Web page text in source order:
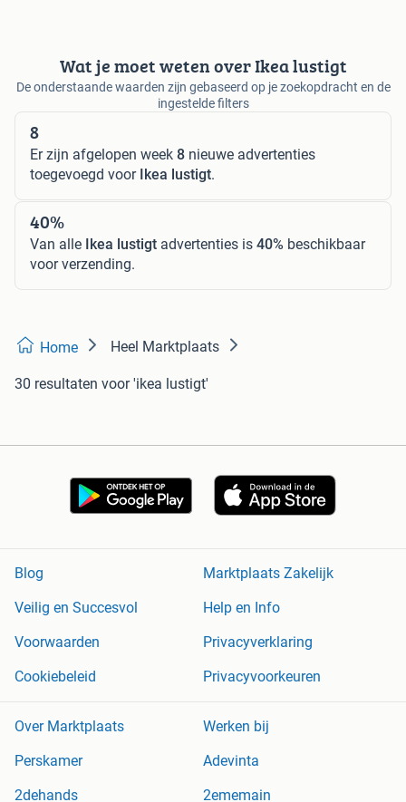
Wat je moet weten over Ikea lustigt
De onderstaande waarden zijn gebaseerd op je zoekopdracht en de
ingestelde filters
8
Er zijn afgelopen week 8 nieuwe advertenties
toegevoegd voor Ikea lustigt.
40%
Van alle Ikea lustigt advertenties is 40% beschikbaar
voor verzending.
Home Heel Marktplaats
30 resultaten voor 'ikea lustigt'
Blog
Marktplaats Zakelijk
Veilig en Succesvol
Help en Info
Voorwaarden
Privacyverklaring
Cookiebeleid
Privacyvoorkeuren
Over Marktplaats
Werken bij
Perskamer
Adevinta
2dehands
2ememain